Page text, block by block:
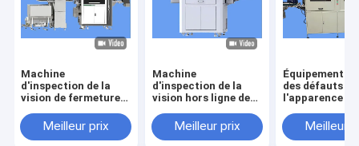
Machine
d'inspection de la
vision de fermeture
CT Pharma basée
sur un algorithme
Meilleur prix
Machine
d'inspection de la
vision hors ligne de
grande vitesse
Meilleur prix
Équipement
des défauts de
l'apparence
plastique
Meilleur